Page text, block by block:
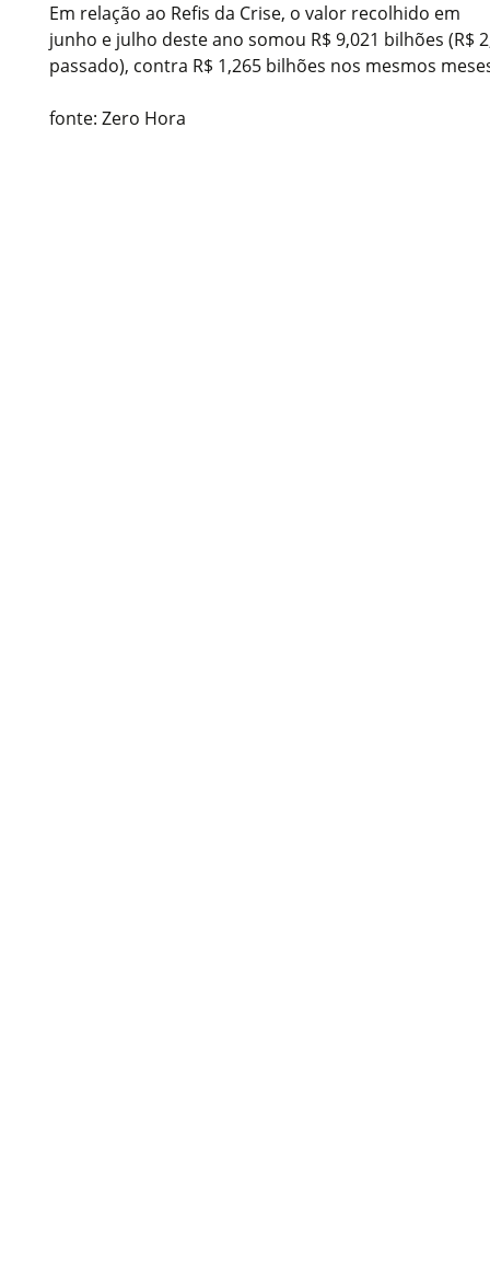
Em relação ao Refis da Crise, o valor recolhido em
junho e julho deste ano somou R$ 9,021 bilhões (R$
passado), contra R$ 1,265 bilhões nos mesmos
fonte: Zero Hora